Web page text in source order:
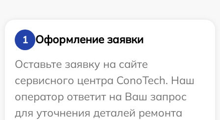
1
Оформление заявки
Оставьте заявку на сайте
сервисного центра ConoTech. Наш
оператор ответит на Ваш запрос
для уточнения деталей ремонта